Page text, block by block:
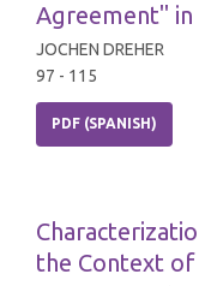
Agreement" in
JOCHEN DREHER
97 - 115
PDF (SPANISH)
the Context